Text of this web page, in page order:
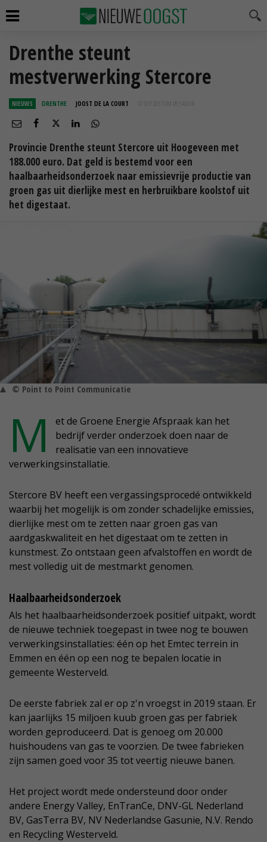
Drenthe steunt
mestverwerking Stercore
NIEUWS DRENTHE JOOST DE LA COURT 07 SEP 2017 OM 09:54
Provincie Drenthe steunt Stercore uit Hoogeveen met
188.000 euro. Dat geld is bestemd voor een
haalbaarheidsonderzoek naar emissievrije productie van
groen gas uit dierlijke mest en herbruikbare koolstof uit
het digestaat.
© Point to Point Communicatie
M
et de Groene Energie Afspraak kan het
bedrijf verder onderzoek doen naar de
realisatie van een innovatieve
verwerkingsinstallatie.
Stercore BV heeft een vergassingsprocedé ontwikkeld
waarbij het mogelijk is om zonder schadelijke emissies,
dierlijke mest om te zetten naar groen gas van
aardgaskwaliteit en het digestaat om te zetten in
kunstmest. Zo ontstaan geen afvalstoffen en wordt de
mest volledig uit de mestmarkt genomen.
Haalbaarheidsonderzoek
Als het haalbaarheidsonderzoek positief uitpakt, wordt
de nieuwe techniek toegepast in twee nog te bouwen
verwerkingsinstallaties: één op het Emtec terrein in
Emmen en één op een nog te bepalen locatie in
gemeente Westerveld.
De eerste fabriek zal er op z'n vroegst in 2019 staan. Er
kan jaarlijks 15 miljoen kuub groen gas per fabriek
worden geproduceerd. Dat is genoeg om 20.000
huishoudens van gas te voorzien. De twee fabrieken
zijn samen goed voor 35 tot veertig nieuwe banen.
Het project wordt mede ondersteund door onder
andere Energy Valley, EnTranCe, DNV-GL Nederland
BV, GasTerra BV, NV Nederlandse Gasunie, N.V. Rendo
en Recycling Westerveld.